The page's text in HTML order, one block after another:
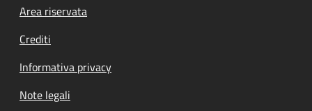
Footer menu
Area riservata
Crediti
Informativa privacy
Note legali